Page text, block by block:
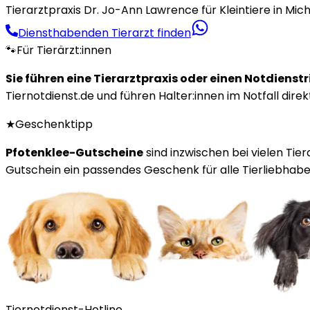
Tierarztpraxis Dr. Jo-Ann Lawrence für Kleintiere in
Diensthabenden Tierarzt finden
🐾Für Tierärzt:innen
Sie führen eine Tierarztpraxis oder einen
Tiernotdienst.de und führen Halter:innen im Notfall
★Geschenktipp
Pfotenklee-Gutscheinesind inzwischen bei vielen
Gutschein ein passendes Geschenk für alle